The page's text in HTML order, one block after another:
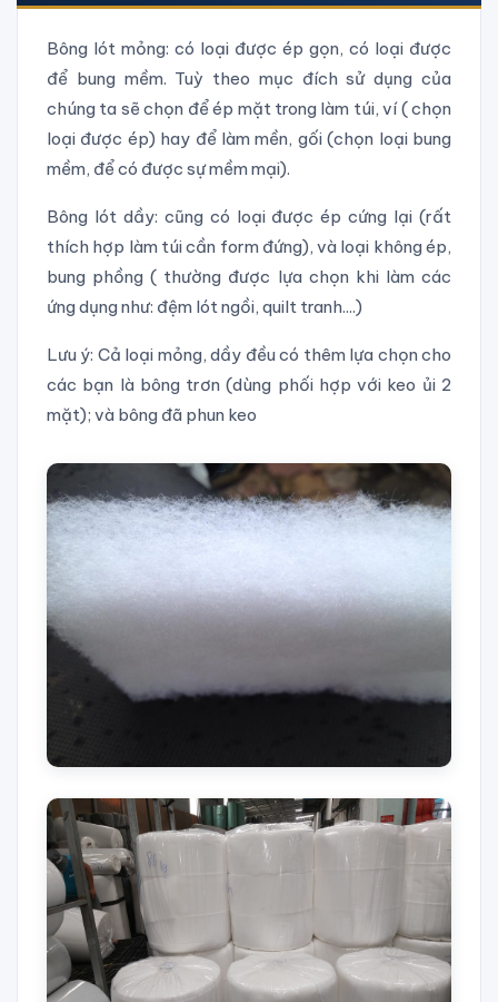
Bông lót mỏng: có loại được ép gọn, có loại được
để bung mềm. Tuỳ theo mục đích sử dụng của
chúng ta sẽ chọn để ép mặt trong làm túi, ví ( chọn
loại được ép) hay để làm mền, gối (chọn loại bung
mềm, để có được sự mềm mại).
Bông lót dầy: cũng có loại được ép cứng lại (rất
thích hợp làm túi cần form đứng), và loại không ép,
bung phồng ( thường được lựa chọn khi làm các
ứng dụng như: đệm lót ngồi, quilt tranh....)
Lưu ý: Cả loại mỏng, dầy đều có thêm lựa chọn cho
các bạn là bông trơn (dùng phối hợp với keo ủi 2
mặt); và bông đã phun keo